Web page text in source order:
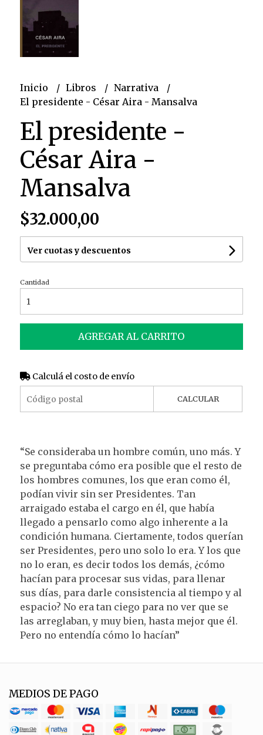
Inicio Libros
Narrativa
El presidente - César Aira - Mansalva
El presidente -
César Aira -
Mansalva
$32.000,00
Ver cuotas y descuentos
Cantidad
AGREGAR AL CARRITO
Calculá el costo de envío
CALCULAR
“Se consideraba un hombre común, uno más. Y
se preguntaba cómo era posible que el resto de
los hombres comunes, los que eran como él,
podían vivir sin ser Presidentes. Tan
arraigado estaba el cargo en él, que había
llegado a pensarlo como algo inherente a la
condición humana. Ciertamente, todos querían
ser Presidentes, pero uno solo lo era. Y los que
no lo eran, es decir todos los demás, ¿cómo
hacían para procesar sus vidas, para llenar
sus días, para darle consistencia al tiempo y al
espacio? No era tan ciego para no ver que se
las arreglaban, y muy bien, hasta mejor que él.
Pero no entendía cómo lo hacían”
MEDIOS DE PAGO